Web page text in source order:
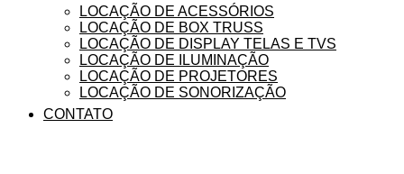
LOCAÇÃO DE ACESSÓRIOS
LOCAÇÃO DE BOX TRUSS
LOCAÇÃO DE DISPLAY TELAS E TVS
LOCAÇÃO DE ILUMINAÇÃO
LOCAÇÃO DE PROJETORES
LOCAÇÃO DE SONORIZAÇÃO
CONTATO